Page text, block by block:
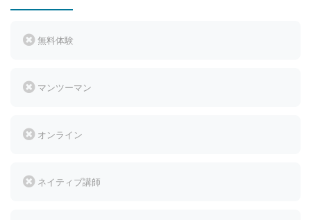
無料体験
マンツーマン
オンライン
ネイティブ講師